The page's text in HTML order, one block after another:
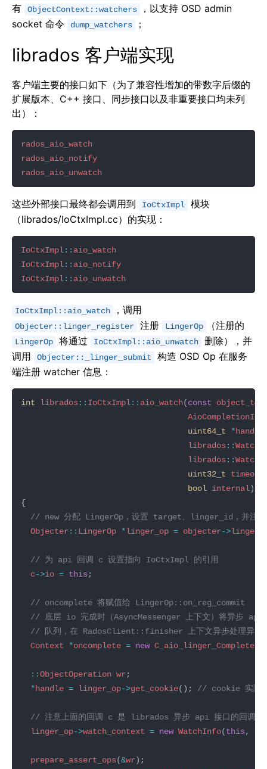
有
ObjectContext::watchers
，以支持 OSD admin
socket 命令
dump_watchers ；
librados 客户端实现
客户端主要的接口如下（为了兼容性增加的带数字后缀的
扩展版本、C++ 接口、同步接口以及非重要接口均未列
出）：
rados_aio_watch
rados_aio_notify
rados_aio_unwatch
这些外部接口最终都会调用到 IoCtxImpl
模块
（librados/IoCtxImpl.cc）的实现：
IoCtxImpl:: aio_watch
IoCtxImpl:: aio_notify
IoCtxImpl:: aio_unwatch
IoCtxImpl::aio_watch ，调用
Objecter::linger_register 注册 LingerOp （注册的
LingerOp 将通过 IoCtxImpl::aio_unwatch
删除），并
调用
Objecter::_linger_submit
构造 OSD Op 在服务
端注册 watcher 信息：
int librados:: IoCtxImpl:: aio_watch(const object_t&
uint64_t
*handle
librados::
librados::
uint32_t
timeout
bool internal
Objecter :: LingerOp *linger_op = objecter->
c->io = this
Context *oncomplete = new C_aio_linger_Complete
::ObjectOperation wr
*handle = linger_op->get_cookie();
linger_op->watch_context = new WatchInfo(this,
prepare_assert_ops(&wr